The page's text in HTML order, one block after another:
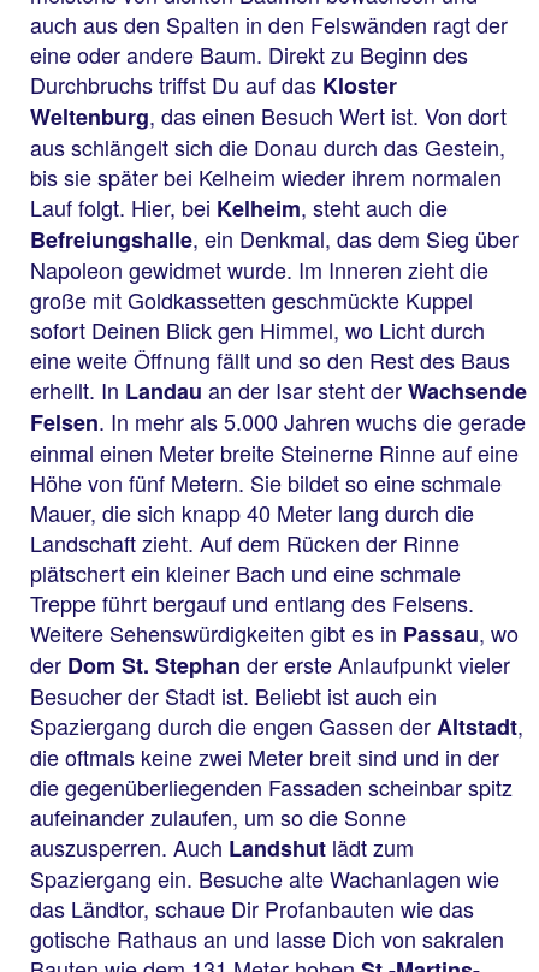
auch aus den Spalten in den Felswänden ragt der
eine oder andere Baum. Direkt zu Beginn des
Durchbruchs triffst Du auf das Kloster
Weltenburg, das einen Besuch Wert ist. Von dort
aus schlängelt sich die Donau durch das Gestein,
bis sie später bei Kelheim wieder ihrem normalen
Lauf folgt. Hier, bei Kelheim, steht auch die
Befreiungshalle, ein Denkmal, das dem Sieg über
Napoleon gewidmet wurde. Im Inneren zieht die
große mit Goldkassetten geschmückte Kuppel
sofort Deinen Blick gen Himmel, wo Licht durch
eine weite Öffnung fällt und so den Rest des Baus
erhellt. In Landau an der Isar steht derWachsende
Felsen. In mehr als 5.000 Jahren wuchs die gerade
einmal einen Meter breite Steinerne Rinne auf eine
Höhe von fünf Metern. Sie bildet so eine schmale
Mauer, die sich knapp 40 Meter lang durch die
Landschaft zieht. Auf dem Rücken der Rinne
plätschert ein kleiner Bach und eine schmale
Treppe führt bergauf und entlang des Felsens.
Weitere Sehenswürdigkeiten gibt es in Passau, wo
der Dom St. Stephan der erste Anlaufpunkt vieler
Besucher der Stadt ist. Beliebt ist auch ein
Spaziergang durch die engen Gassen derAltstadt,
die oftmals keine zwei Meter breit sind und in der
die gegenüberliegenden Fassaden scheinbar spitz
aufeinander zulaufen, um so die Sonne
auszusperren. Auch Landshut lädt zum
Spaziergang ein. Besuche alte Wachanlagen wie
das Ländtor, schaue Dir Profanbauten wie das
gotische Rathaus an und lasse Dich von sakralen